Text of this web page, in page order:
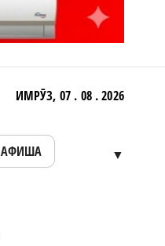
ИМРӮЗ, 07 . 08 . 2026
АФИША ▼